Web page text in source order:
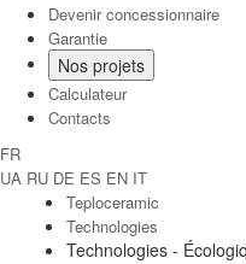
Devenir concessionnaire
Garantie
Nos projets
Calculateur
Contacts
FR
UA RU DE ES EN IT
Teploceramic
Technologies
Technologies -